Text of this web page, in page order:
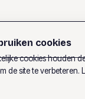
cookies
cookies houden
de site te verbeteren.